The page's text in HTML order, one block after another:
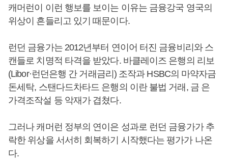
캐머런이 이런 행보를 보이는 이유는 금융강국 영국의
위상이 흔들리고 있기 때문이다.
런던 금융가는 2012년부터 연이어 터진 금융비리와 스
캔들로 치명적 타격을 받았다. 바클레이즈 은행의 리보
(Libor·런던은행 간 거래금리) 조작과 HSBC의 마약자금
돈세탁, 스탠다드차타드 은행의 이란 불법 거래, 금 은
가격조작설 등 악재가 겹쳤다.
그러나 캐머런 정부의 연이은 성과로 런던 금융가가 추
락한 위상을 서서히 회복하기 시작했다는 평가가 나온
다.